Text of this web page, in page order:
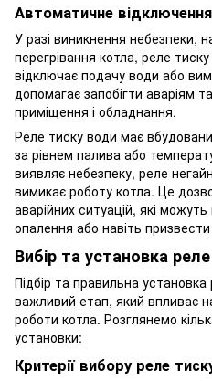
Автоматичне
У разі виникнення небезпеки,
перегрівання котла, реле
відключає подачу води або
допомагає запобігти аваріям
приміщення і обладнання.
Реле тиску води має
за рівнем палива або
виявляє небезпеку, реле
вимикає роботу котла. Це
аварійних ситуацій, які
опалення або навіть
Вибір та установка
Підбір та правильна
важливий етап, який впливає
роботи котла. Розглянемо
установки:
Критерії вибору реле